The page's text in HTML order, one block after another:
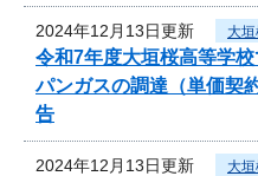
2024年12月13日更新 大
令和7年度大垣桜高等学
パンガスの調達（単価契
告
2024年12月13日更新 大